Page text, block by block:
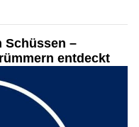
Schüssen –
entdeckt